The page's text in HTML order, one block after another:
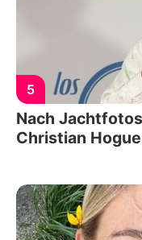
5
Nach
Christian